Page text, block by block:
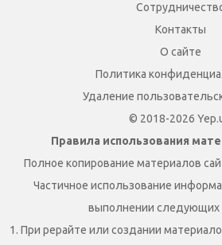
Контакты
О сайте
Политика
Удаление
© 2018-2026
Правила использования
Полное копирование материалов
Частичное использование
выполнении следующих
1. При рерайте или создании